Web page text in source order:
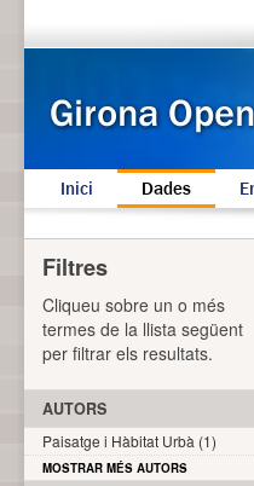
Inici Dades
Filtres
Cliqueu sobre un o més
termes de la llista següent
per filtrar els resultats.
AUTORS
Paisatge i Hàbitat Urbà (1)
MOSTRAR MÉS AUTORS